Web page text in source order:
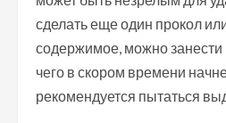
сделать еще один прокол
содержимое, можно
чего в скором времени
рекомендуется пытаться